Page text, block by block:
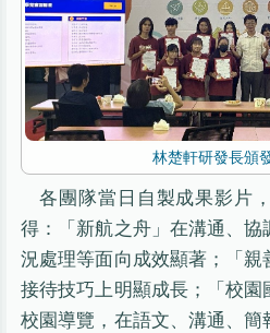
林楚軒研發長頒
各團隊當日自製成果影片
得：「新航之舟」在溝通、
況處理等面向成效顯著；「親
接待技巧上明顯成長；「校
校園導覽，在語文、溝通、